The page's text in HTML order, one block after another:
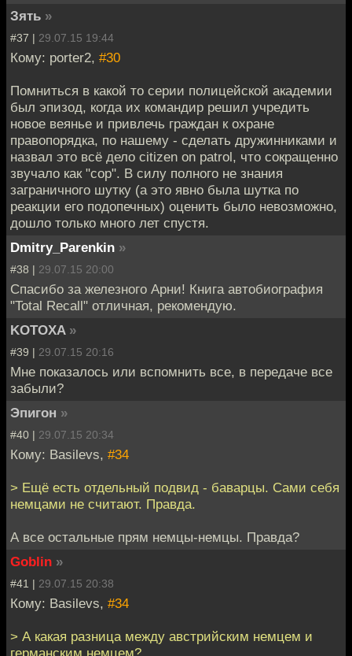
Зять »
#37 | 29.07.15 19:44
Кому: porter2, #30
Помниться в какой то серии полицейской академии
был эпизод, когда их командир решил учредить
новое веянье и привлечь граждан к охране
правопорядка, по нашему - сделать дружинниками и
назвал это всё дело citizen on patrol, что сокращенно
звучало как "cop". В силу полного не знания
заграничного шутку (а это явно была шутка по
реакции его подопечных) оценить было невозможно,
дошло только много лет спустя.
Dmitry_Parenkin »
#38 | 29.07.15 20:00
Спасибо за железного Арни! Книга автобиография
"Total Recall" отличная, рекомендую.
KOTOXA »
#39 | 29.07.15 20:16
Мне показалось или вспомнить все, в передаче все
забыли?
Эпигон »
#40 | 29.07.15 20:34
Кому: Basilevs, #34
> Ещё есть отдельный подвид - баварцы. Сами себя
немцами не считают. Правда.
А все остальные прям немцы-немцы. Правда?
Goblin »
#41 | 29.07.15 20:38
Кому: Basilevs, #34
> А какая разница между австрийским немцем и